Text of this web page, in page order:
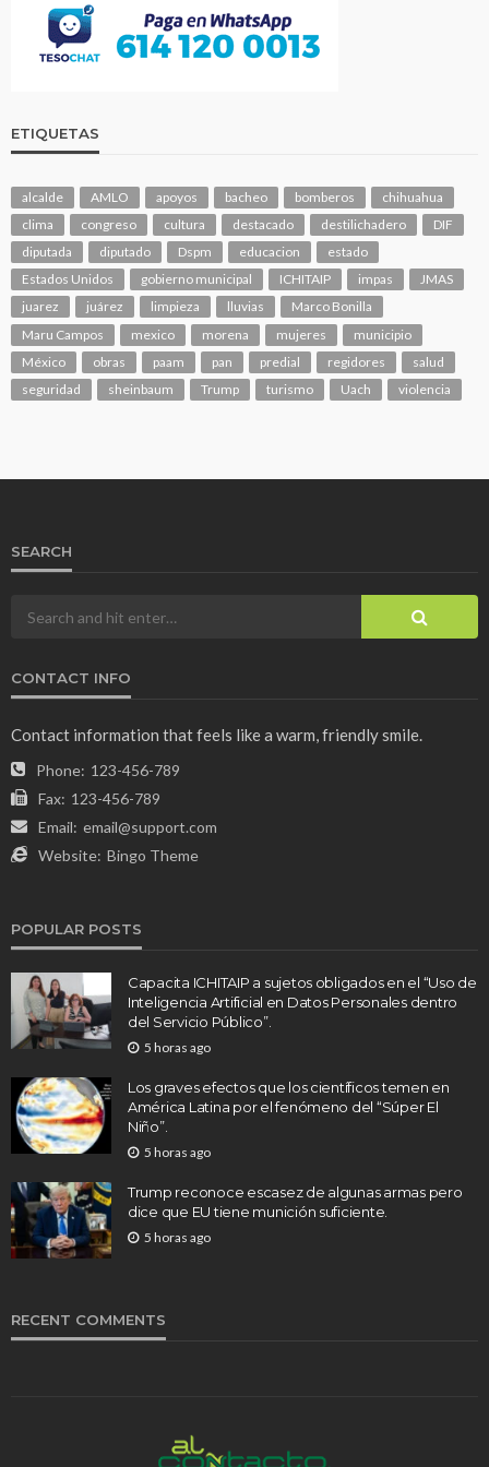
ETIQUETAS
alcalde AMLO apoyos bacheo bomberos
chihuahua
clima
congreso cultura destacado destilichadero
DIF
diputada
diputado Dspm educacion
estado
Estados Unidos
gobierno municipal ICHITAIP impas
JMAS
juarez
juárez limpieza lluvias
Marco Bonilla
Maru Campos
mexico morena mujeres
municipio
México
obras paam pan predial regidores
salud
seguridad
sheinbaum Trump turismo Uach violencia
SEARCH
CONTACT INFO
Contact information that feels like a warm, friendly smile.
Phone: 123-456-789
Fax: 123-456-789
Email: email@support.com
Website: Bingo Theme
POPULAR POSTS
Capacita ICHITAIP a sujetos obligados en el “Uso de
Inteligencia Artificial en Datos Personales dentro
del Servicio Público”.
5 horas ago
Los graves efectos que los científicos temen en
América Latina por el fenómeno del “Súper El
Niño”.
5 horas ago
Trump reconoce escasez de algunas armas pero
dice que EU tiene munición suficiente.
5 horas ago
RECENT COMMENTS